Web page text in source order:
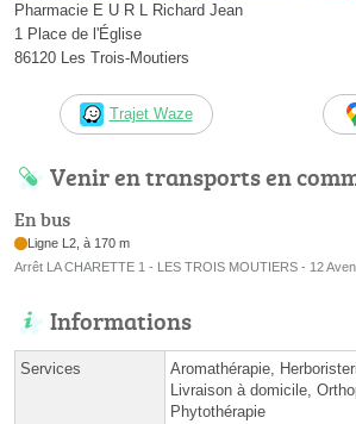
Pharmacie E U R L Richard Jean
1 Place de l'Église
86120 Les Trois-Moutiers
Trajet Waze
Venir en transports en
En bus
Ligne L2, à 170 m
Arrêt LA CHARETTE 1 - LES TROIS MOUTIERS - 12
Informations
Services
Aromathérapie,
Livraison à domicile,
Phytothérapie